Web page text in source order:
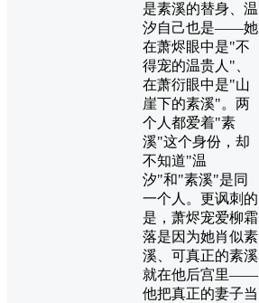
是素溪的替身、温
汐自己也是——她
在萧烬眼中是"不
得宠的温贵人"、
在萧衍眼中是"山
崖下的素溪"。两
个人都爱着"素
溪"这个身份，却
不知道"温
汐"和"素溪"是同
一个人。更讽刺的
是，萧烬宠爱柳霜
落是因为她肖似素
溪、可真正的素溪
就在他后宫里——
他把真正的妻子当